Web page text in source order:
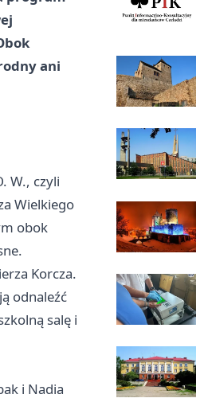
ani
W., czyli
Wielkiego
obok
Korcza.
odnaleźć
salę i
i Nadia